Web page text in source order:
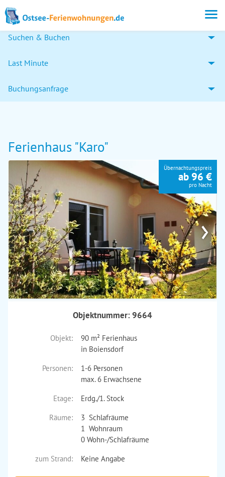
Suchen & Buchen
Last Minute
Buchungsanfrage
Ferienhaus "Karo"
›
Übernachtungspreis
ab 96 €
pro Nacht
Objektnummer: 9664
Objekt:
90 m² Ferienhaus
in Boiensdorf
Personen:
1-6 Personen
max. 6 Erwachsene
Etage:
Erdg./1. Stock
Räume:
3 Schlafräume
1 Wohnraum
0 Wohn-/Schlafräume
zum Strand:
Keine Angabe